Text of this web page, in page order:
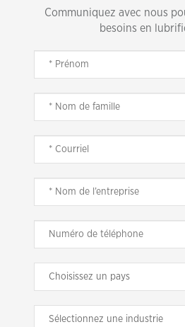
Communiquez avec nous
besoins en